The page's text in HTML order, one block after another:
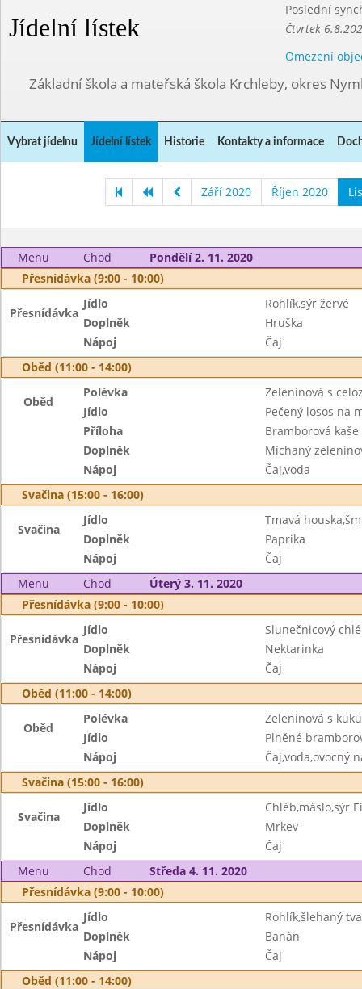
Jídelní lístek
Poslední
Čtvrtek
Omezení
Základní škola a mateřská škola Krchleby, okres
Vybrat jídelnu Jídelní lístek Historie Kontakty a informace
Září 2020 Říjen 2020
Menu Chod
Pondělí 2. 11. 2020
Přesnídávka (9:00 - 10:00)
Přesnídávka
Jídlo
Rohlík,sýr žervé
Doplněk
Hruška
Nápoj
Čaj
Oběd (11:00 - 14:00)
Oběd
Polévka
Zeleninová s
Jídlo
Pečený losos na
Příloha
Bramborová kaše
Doplněk
Míchaný
Nápoj
Čaj,voda
Svačina (15:00 - 16:00)
Svačina
Jídlo
Tmavá
Doplněk
Paprika
Nápoj
Čaj
Menu
Chod
Úterý 3. 11. 2020
Přesnídávka (9:00 - 10:00)
Přesnídávka
Jídlo
Slunečnicový
Doplněk
Nektarinka
Nápoj
Čaj
Oběd (11:00 - 14:00)
Oběd
Polévka
Zeleninová s
Jídlo
Plněné
Nápoj
Čaj,voda,ovocný
Svačina (15:00 - 16:00)
Svačina
Jídlo
Chléb,máslo,sýr
Doplněk
Mrkev
Nápoj
Čaj
Menu
Chod
Středa 4. 11. 2020
Přesnídávka (9:00 - 10:00)
Přesnídávka
Jídlo
Rohlík,šlehaný
Doplněk
Banán
Nápoj
Čaj
Oběd (11:00 - 14:00)